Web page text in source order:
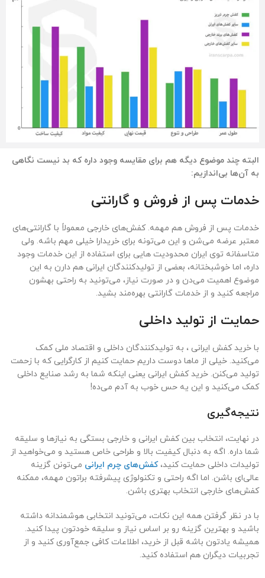
البته چند موضوع دیگه هم برای مقایسه وجود داره که بد نیست نگاهی
به آن‌ها بی‌اندازیم:
خدمات پس از فروش و گارانتی
خدمات پس از فروش هم مهمه. کفش‌های خارجی معمولاً با گارانتی‌های
معتبر عرضه می‌شن و این می‌تونه برای خریدارا خیلی مهم باشه. ولی
متاسفانه توی ایران محدودیت هایی برای استفاده از این خدمات وجود
داره، اما خوشبختانه، بعضی از تولیدکنندگان ایرانی هم دارن به این
موضوع اهمیت می‌دن و در صورت نیاز، می‌تونید به راحتی بهشون
مراجعه کنید و از خدمات گارانتی بهره‌مند بشید.
حمایت از تولید داخلی
با خرید کفش ایرانی ، به تولیدکنندگان داخلی و اقتصاد ملی کمک
می‌کنید. خیلی از ماها دوست داریم حمایت کنیم از کارگرایی که با زحمت
تولید می‌کنن. خرید کفش ایرانی یعنی اینکه شما به رشد صنایع داخلی
کمک می‌کنید و این یه حس خوب به آدم می‌ده!
نتیجه‌گیری
در نهایت، انتخاب بین کفش ایرانی و خارجی بستگی به نیازها و سلیقه
شما داره. اگه به دنبال کیفیت بالا و طراحی خاص هستید و می‌خواهید از
تولیدات داخلی حمایت کنید،کفش‌های چرم ایرانی می‌تونن گزینه
عالی‌ای باشن. اما اگه راحتی و تکنولوژی پیشرفته براتون مهمه، ممکنه
کفش‌های خارجی انتخاب بهتری باشن.
با در نظر گرفتن همه این نکات، می‌تونید انتخابی هوشمندانه داشته
باشید و بهترین گزینه رو بر اساس نیاز و سلیقه خودتون پیدا کنید.
همیشه یادتون باشه قبل از خرید، اطلاعات کافی جمع‌آوری کنید و از
تجربیات دیگران هم استفاده کنید.